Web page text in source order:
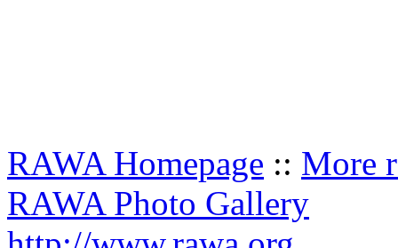
RAWA Homepage :: More
RAWA Photo Gallery